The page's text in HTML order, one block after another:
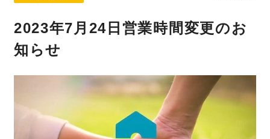
2023年7月24日営業時間変更のお
知らせ